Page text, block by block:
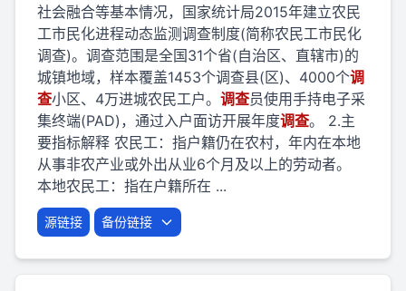
社会融合等基本情况，国家统计局2015年建立农民
工市民化进程动态监测调查制度(简称农民工市民化
调查)。调查范围是全国31个省(自治区、直辖市)的
城镇地域，样本覆盖1453个调查县(区)、4000个调
查小区、4万进城农民工户。 调查员使用手持电子采
集终端(PAD)，通过入户面访开展年度调查。 2.主
要指标解释 农民工：指户籍仍在农村，年内在本地
从事非农产业或外出从业6个月及以上的劳动者。
本地农民工：指在户籍所在 ...
源链接 备份链接